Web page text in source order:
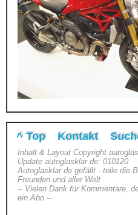
^ Top Kontakt
Inhalt & Layout Copyright
Update autoglasklar.de: 010120
Autoglasklar.de gefällt - teile die
Freunden und aller Welt
-- Vielen Dank für Kommentare,
ein Abo --